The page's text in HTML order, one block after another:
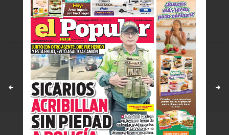
VISITA LAS EDICIONES IMPRESAS DE:
©Todos los derechos reservados -2026
Políticas y estandares Contáctenos